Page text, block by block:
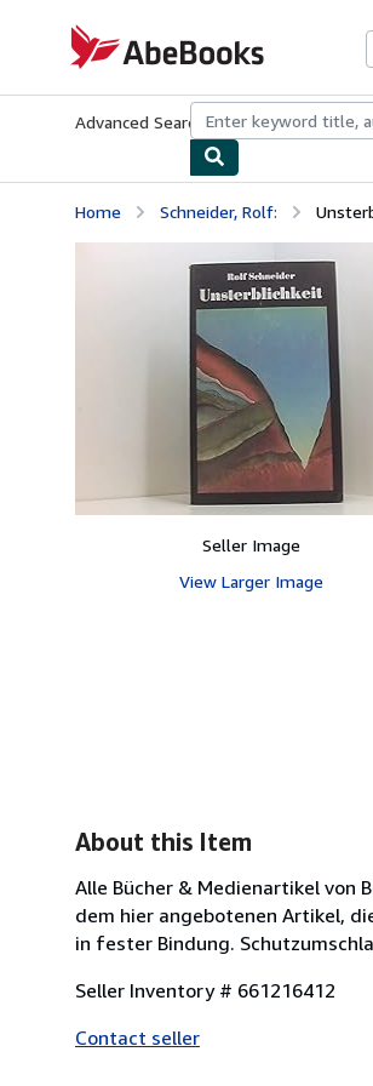
AbeBooks.com
Advanced Search Browse Collections
Home Schneider, Rolf:
Seller Image
View Larger Image
About this Item
Alle Bücher & Medienartikel von
dem hier angebotenen Artikel,
in fester Bindung.
Seller Inventory # 661216412
Contact seller